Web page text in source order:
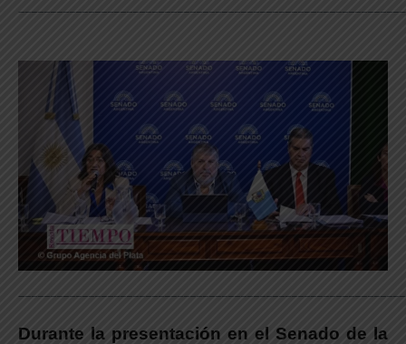
Durante la presentación en el Senado de la